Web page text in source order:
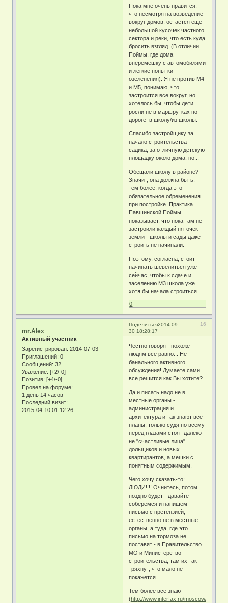
Пока мне очень нравится,
что несмотря на возведение
вокруг домов, остается еще
небольшой кусочек частного
сектора и реки, что есть куда
бросить взгляд. (В отличии
Поймы, где дома
вперемешку с автомобилями
и легкие попытки
озеленения). Я не против М4
и М5, понимаю, что
застроится все вокруг, но
хотелось бы, чтобы дети
росли не в маршрутках по
дороге в школу/из школы.
Спасибо застройщику за
начало строительства
садика, за отличную детскую
площадку около дома, но...
Обещали школу в районе?
Значит, она должна быть,
тем более, когда это
обязательное обременения
при постройке. Практика
Павшинской Поймы
показывает, что пока там не
застроили каждый пяточек
земли - школы и сады даже
строить не начинали.
Поэтому, согласна, стоит
начинать шевелиться уже
сейчас, чтобы к сдаче и
заселению М3 школа уже
хотя бы начала строиться.
0
Поделиться 16
2014-09-
30 18:28:17
mr.Alex
Активный участник
Зарегистрирован: 2014-07-03
Приглашений: 0
Сообщений: 32
Уважение: [+2/-0]
Позитив: [+4/-0]
Провел на форуме:
1 день 14 часов
Последний визит:
2015-04-10 01:12:26
Честно говоря - похоже
людям все равно... Нет
банального активного
обсуждения! Думаете сами
все решится как Вы хотите?
Да и писать надо не в
местные органы -
администрация и
архитектура и так знают все
планы, только судя по всему
перед глазами стоят далеко
не "счастливые лица"
дольщиков и новых
квартирантов, а мешки с
понятным содержимым.
Чего хочу сказать-то:
ЛЮДИ!!!! Очнитесь, потом
поздно будет - давайте
соберемся и напишем
письмо с претензией,
естественно не в местные
органы, а туда, где это
письмо на тормоза не
поставят - в Правительство
МО и Министерство
строительства, там их так
тряхнут, что мало не
покажется.
Тем более все знают
(http://www.interfax.ru/moscow/390159